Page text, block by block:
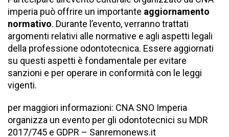
imperia può offrire un importante aggiornamento
normativo. Durante l’evento, verranno trattati
argomenti relativi alle normative e agli aspetti legali
della professione odontotecnica. Essere aggiornati
su questi aspetti è fondamentale per evitare
sanzioni e per operare in conformità con le leggi
vigenti.
per maggiori informazioni: CNA SNO Imperia
organizza un evento per gli odontotecnici su MDR
2017/745 e GDPR – Sanremonews.it